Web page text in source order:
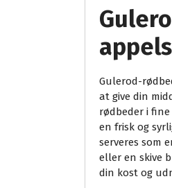
Gulerod-
at give din
rødbeder i
en frisk og
serveres som
eller en skive
din kost og